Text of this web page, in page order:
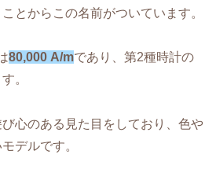
とからこの名前がついています。
80,000 A/mであり、第2種時計の
。
心のある見た目をしており、色や
デルです。